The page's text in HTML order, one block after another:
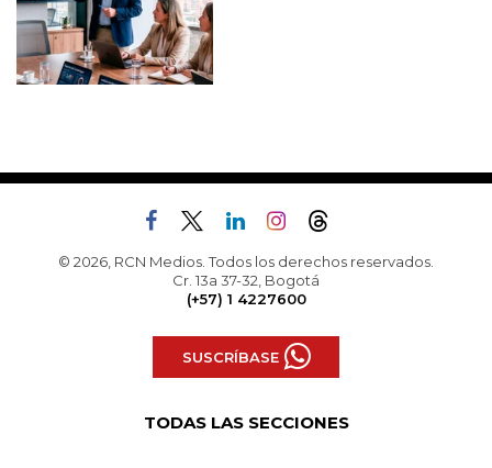
© 2026, RCN Medios. Todos los derechos reservados.
Cr. 13a 37-32, Bogotá
(+57) 1 4227600
SUSCRÍBASE
TODAS LAS SECCIONES